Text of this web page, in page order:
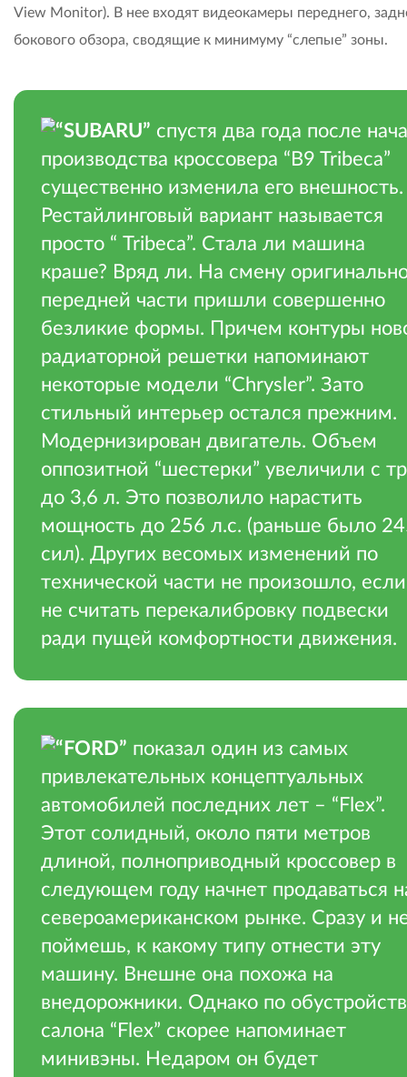
View Monitor). В нее входят видеокамеры переднего,
бокового обзора, сводящие к минимуму “слепые” зоны.
“SUBARU” спустя два года после
производства кроссовера “B9 Tribeca”
существенно изменила его внешность.
Рестайлинговый вариант называется
просто “ Tribeca”. Стала ли машина
краше? Вряд ли. На смену
передней части пришли совершенно
безликие формы. Причем контуры
радиаторной решетки напоминают
некоторые модели “Chrysler”. Зато
стильный интерьер остался прежним.
Модернизирован двигатель. Объем
оппозитной “шестерки” увеличили с
до 3,6 л. Это позволило нарастить
мощность до 256 л.с. (раньше было
сил). Других весомых изменений по
технической части не произошло, если
не считать перекалибровку подвески
ради пущей комфортности движения.
“FORD” показал один из самых
привлекательных концептуальных
автомобилей последних лет – “Flex”.
Этот солидный, около пяти метров
длиной, полноприводный кроссовер в
следующем году начнет продаваться
североамериканском рынке. Сразу и
поймешь, к какому типу отнести эту
машину. Внешне она похожа на
внедорожники. Однако по
салона “Flex” скорее напоминает
минивэны. Недаром он будет